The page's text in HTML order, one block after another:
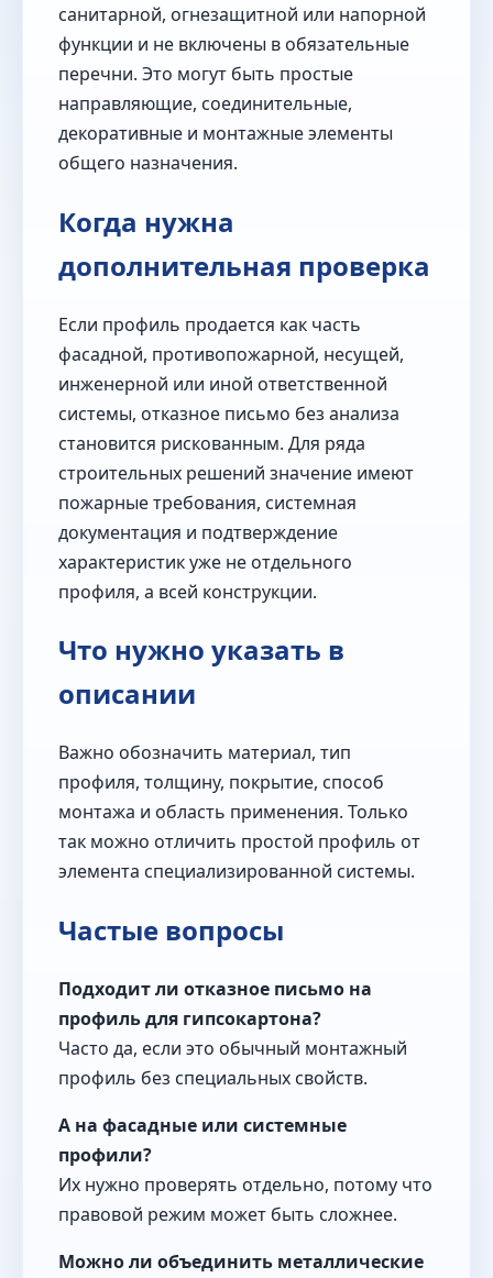
санитарной, огнезащитной или напорной
функции и не включены в обязательные
перечни. Это могут быть простые
направляющие, соединительные,
декоративные и монтажные элементы
общего назначения.
Когда нужна
дополнительная проверка
Если профиль продается как часть
фасадной, противопожарной, несущей,
инженерной или иной ответственной
системы, отказное письмо без анализа
становится рискованным. Для ряда
строительных решений значение имеют
пожарные требования, системная
документация и подтверждение
характеристик уже не отдельного
профиля, а всей конструкции.
Что нужно указать в
описании
Важно обозначить материал, тип
профиля, толщину, покрытие, способ
монтажа и область применения. Только
так можно отличить простой профиль от
элемента специализированной системы.
Частые вопросы
Подходит ли отказное письмо на
профиль для гипсокартона?
Часто да, если это обычный монтажный
профиль без специальных свойств.
А на фасадные или системные
профили?
Их нужно проверять отдельно, потому что
правовой режим может быть сложнее.
Можно ли объединить металлические